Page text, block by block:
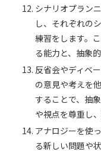
シナリオプラン
し、それぞれの
練習をします。
る能力と、抽象
反省会やディベ
の意見や考えを
することで、抽
や視点を尊重し
アナロジーを使
る新しい問題や